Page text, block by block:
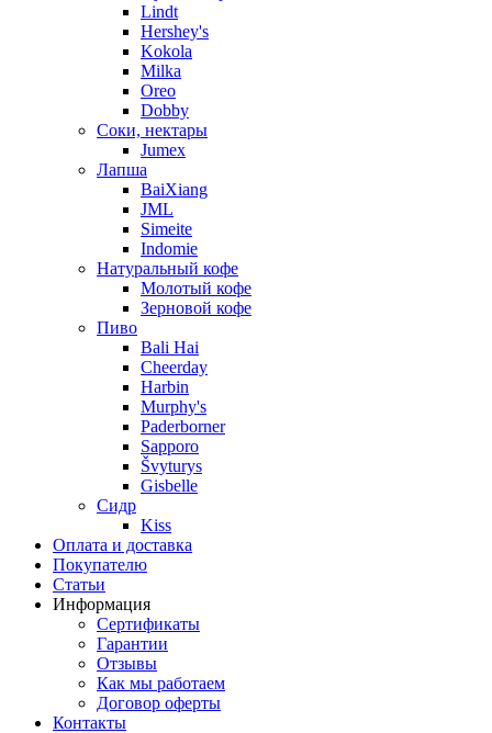
Lindt
Hershey's
Kokola
Milka
Oreo
Dobby
Соки, нектары
Jumex
Лапша
BaiXiang
JML
Simeite
Indomie
Натуральный кофе
Молотый кофе
Зерновой кофе
Пиво
Bali Hai
Cheerday
Harbin
Murphy's
Paderborner
Sapporo
Švyturys
Gisbelle
Сидр
Kiss
Оплата и доставка
Покупателю
Статьи
Информация
Сертификаты
Гарантии
Отзывы
Как мы работаем
Договор оферты
Контакты